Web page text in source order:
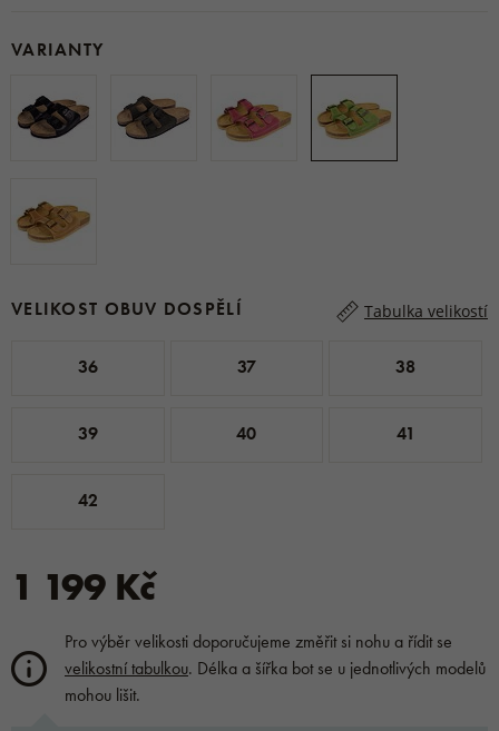
VARIANTY
VELIKOST OBUV DOSPĚLÍ Tabulka velikostí
36 37 38
39 40 41
42
1 199 Kč
Pro výběr velikosti doporučujeme změřit si nohu a řídit se
velikostní tabulkou. Délka a šířka bot se u jednotlivých modelů
mohou lišit.